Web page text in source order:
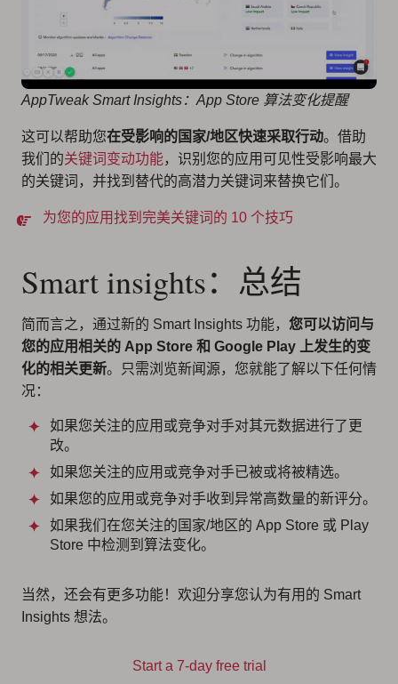
AppTweak Smart Insights：App Store 算法变化提醒
这可以帮助您在受影响的国家/地区快速采取行动。借助
我们的关键词变动功能，识别您的应用可见性受影响最大
的关键词，并找到替代的高潜力关键词来替换它们。
为您的应用找到完美关键词的 10 个技巧
Smart insights：总结
简而言之，通过新的 Smart Insights 功能， 您可以访问与
您的应用相关的 App Store 和 Google Play 上发生的变
化的相关更新。只需浏览新闻源，您就能了解以下任何情
况：
如果您关注的应用或竞争对手对其元数据进行了更
改。
如果您关注的应用或竞争对手已被或将被精选。
如果您的应用或竞争对手收到异常高数量的新评分。
如果我们在您关注的国家/地区的 App Store 或 Play
Store 中检测到算法变化。
当然，还会有更多功能！欢迎分享您认为有用的 Smart
Insights 想法。
Start a 7-day free trial